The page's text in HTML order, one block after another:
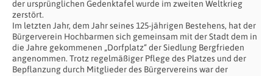
der ursprünglichen Gedenktafel wurde im zweiten Weltkrieg
zerstört.
Im letzten Jahr, dem Jahr seines 125-jährigen Bestehens, hat der
Bürgerverein Hochbarmen sich gemeinsam mit der Stadt dem in
die Jahre gekommenen „Dorfplatz“ der Siedlung Bergfrieden
angenommen. Trotz regelmäßiger Pflege des Platzes und der
Bepflanzung durch Mitglieder des Bürgervereins war der